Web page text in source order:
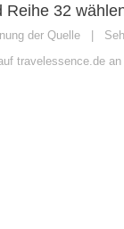
Reihe 32
der Quelle |
travelessence.de an